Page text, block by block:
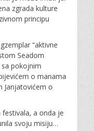
zgrada kulture
principu
“aktivne
Seadom
pokojnim
o manama
Janjatovićem o
a onda je
svoju misiju…